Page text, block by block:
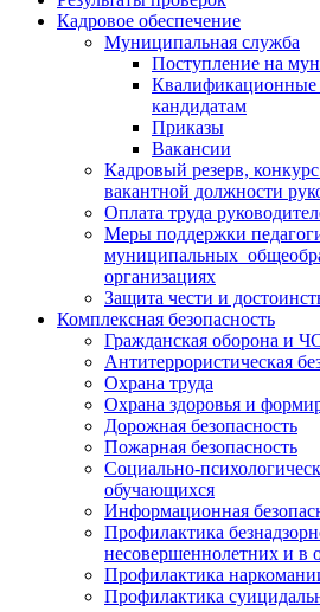
Кадровое обеспечение
Муниципальная служба
Поступление на
Квалификационные
кандидатам
Приказы
Вакансии
Кадровый резерв,
вакантной должности
Оплата труда
Меры поддержки
муниципальных
организациях
Защита чести и
Комплексная безопасность
Гражданская оборона и
Антитеррористическая
Охрана труда
Охрана здоровья и
Дорожная безопасность
Пожарная безопасность
Социально-
обучающихся
Информационная
Профилактика
несовершеннолетних и в
Профилактика
Профилактика